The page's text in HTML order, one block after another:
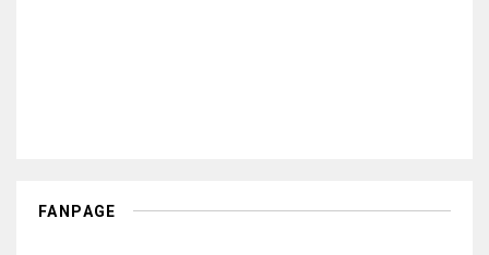
FANPAGE